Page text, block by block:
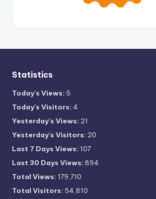
Statistics
Today's Views: 5
Today's Visitors: 4
Yesterday's Views: 21
Yesterday's Visitors: 20
Last 7 Days Views: 107
Last 30 Days Views: 894
Total Views: 179,710
Total Visitors: 54,810